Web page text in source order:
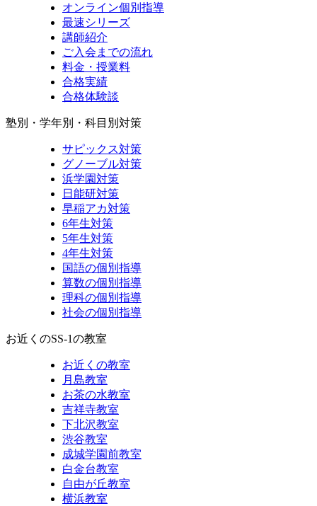
オンライン個別指導
最速シリーズ
講師紹介
ご入会までの流れ
料金・授業料
合格実績
合格体験談
塾別・学年別・科目別対策
サピックス対策
グノーブル対策
浜学園対策
日能研対策
早稲アカ対策
6年生対策
5年生対策
4年生対策
国語の個別指導
算数の個別指導
理科の個別指導
社会の個別指導
お近くのSS-1の教室
お近くの教室
月島教室
お茶の水教室
吉祥寺教室
下北沢教室
渋谷教室
成城学園前教室
白金台教室
自由が丘教室
横浜教室